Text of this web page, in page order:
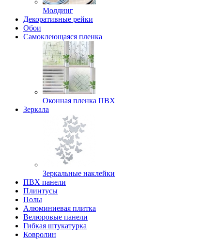
Молдинг
Декоративные рейки
Обои
Самоклеющаяся пленка
Оконная пленка ПВХ
Зеркала
Зеркальные наклейки
ПВХ панели
Плинтусы
Полы
Алюминиевая плитка
Велюровые панели
Гибкая штукатурка
Ковролин